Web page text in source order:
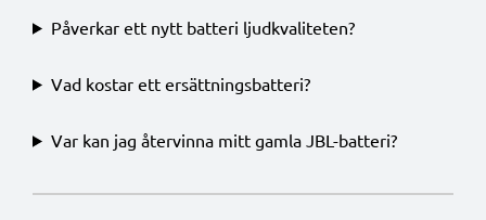
Påverkar ett nytt batteri ljudkvaliteten?
Vad kostar ett ersättningsbatteri?
Var kan jag återvinna mitt gamla JBL-batteri?